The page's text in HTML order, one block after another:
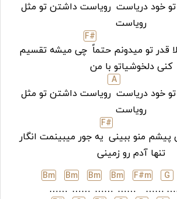
خود دریاست رویاست داشتن تو مثل
رویاست
قدر تو میدونم حتماً
F#
چی میشه تقسیم
کنی دلخوشیاتو با من
خود دریاست
A
رویاست داشتن تو مثل
رویاست
منو ببینی
F#
یه جور میبینمت انگار
تنها آدم رو زمینی
G
……
F#m
……
Bm
……
Bm
……
Bm
……
Bm